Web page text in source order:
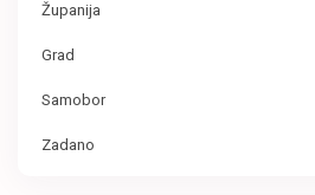
Županija
Grad
Samobor
Zadano